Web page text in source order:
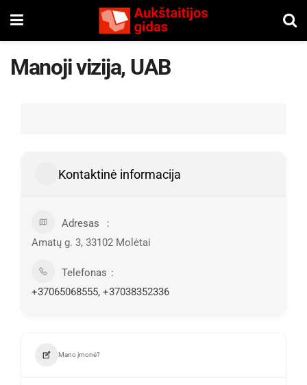
Manoji vizija, UAB
Kontaktinė informacija
Adresas
Amatų g. 3, 33102 Molėtai
Telefonas
+37065068555, +37038352336
Mano įmonė?